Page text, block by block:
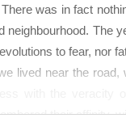
was in fact
neighbourhood. The
to fear, nor
lived near the road,
their affinity,